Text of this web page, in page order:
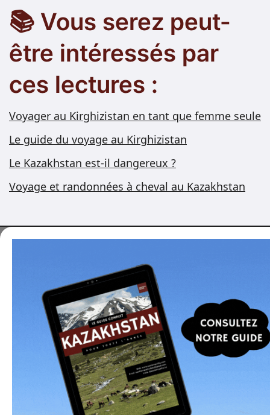
📚 Vous serez peut-
être intéressés par
ces lectures :
Voyager au Kirghizistan en tant que femme seule
Le guide du voyage au Kirghizistan
Le Kazakhstan est-il dangereux ?
Voyage et randonnées à cheval au Kazakhstan
Vous voulez voyager
au Kazakhstan ?
Je peux vous aider à organiser un voyage sur
mesure, ou vous proposer des programmes
optimisés, développés en collaboration avec des
partenaires locaux.